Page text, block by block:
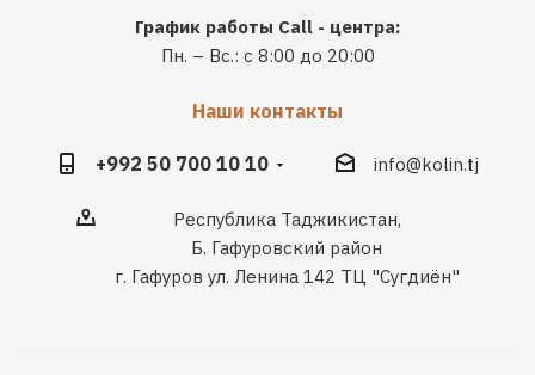
График работы Call - центра:
Пн. – Вс.: с 8:00 до 20:00
Наши контакты
+992 50 700 10 10 info@kolin.tj
Республика Таджикистан,
Б. Гафуровский район
г. Гафуров ул. Ленина 142 ТЦ "Сугдиён"